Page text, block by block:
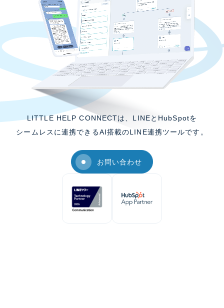
LITTLE HELP CONNECTは、LINEとHubSpotを
シームレスに連携できるAI搭載のLINE連携ツールです。
お問い合わせ